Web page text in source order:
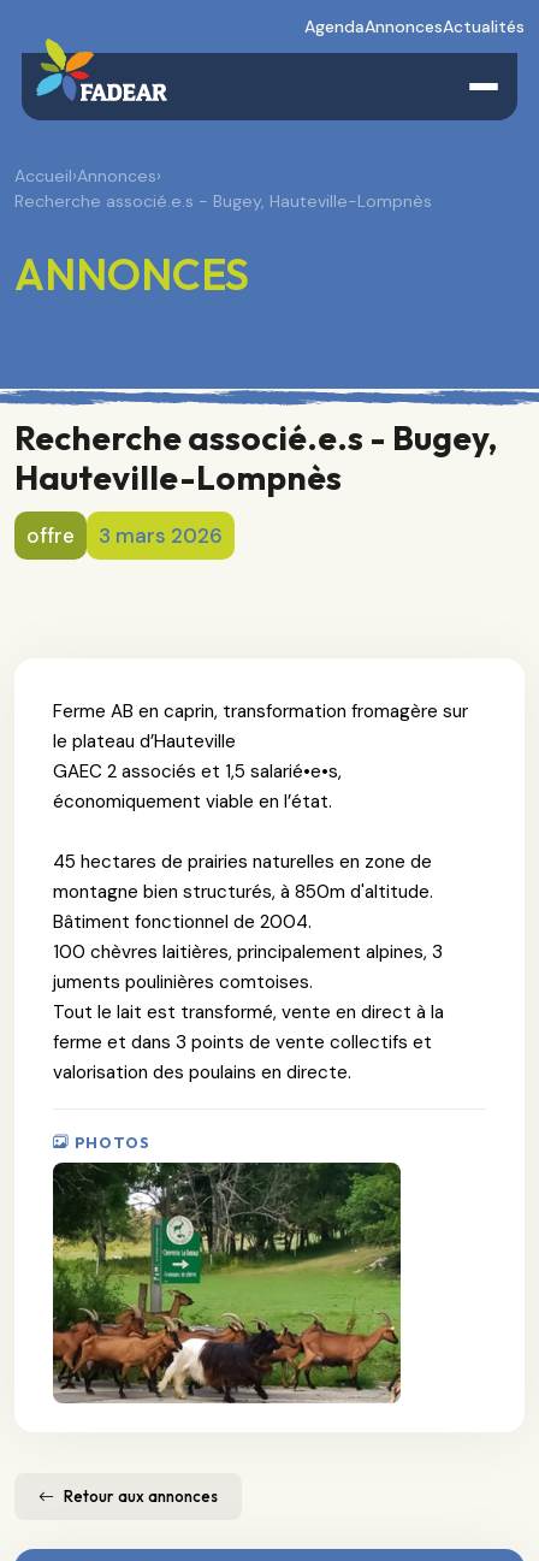
AgendaAnnoncesActualités
Accueil›Annonces›
Recherche associé.e.s - Bugey, Hauteville-Lompnès
ANNONCES
Recherche associé.e.s - Bugey,
Hauteville-Lompnès
offre 3 mars 2026
Ferme AB en caprin, transformation fromagère sur
le plateau d’Hauteville
GAEC 2 associés et 1,5 salarié•e•s,
économiquement viable en l’état.
45 hectares de prairies naturelles en zone de
montagne bien structurés, à 850m d'altitude.
Bâtiment fonctionnel de 2004.
100 chèvres laitières, principalement alpines, 3
juments poulinières comtoises.
Tout le lait est transformé, vente en direct à la
ferme et dans 3 points de vente collectifs et
valorisation des poulains en directe.
PHOTOS
Retour aux annonces